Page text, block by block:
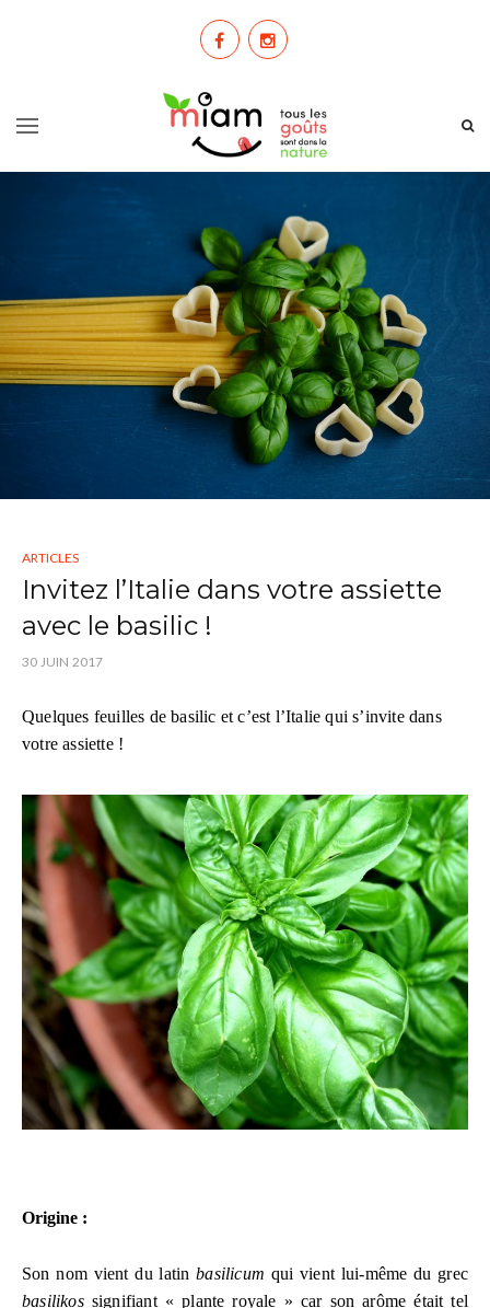
ARTICLES
Invitez l’Italie dans votre assiette
avec le basilic !
30 JUIN 2017
Quelques feuilles de basilic et c’est l’Italie qui s’invite dans
votre assiette !
Origine :
Son nom vient du latinbasilicum qui vient lui-même du grec
basilikossignifiant « plante royale » car son arômeétait tel